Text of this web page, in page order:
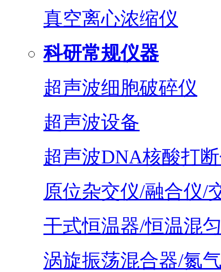
真空离心浓缩仪
科研常规仪器
超声波细胞破碎仪
超声波设备
超声波DNA核酸打
原位杂交仪/融合仪/
干式恒温器/恒温混
涡旋振荡混合器/氮